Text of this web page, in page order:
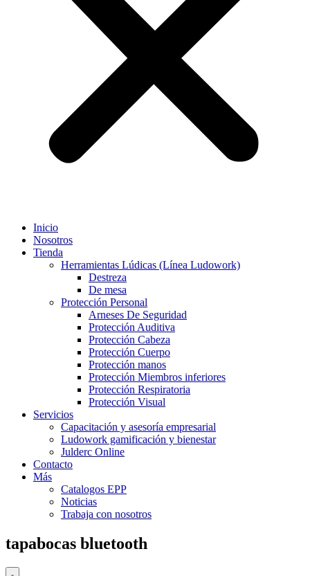
Inicio
Nosotros
Tienda
Herramientas Lúdicas (Línea Ludowork)
Destreza
De mesa
Protección Personal
Arneses De Seguridad
Protección Auditiva
Protección Cabeza
Protección Cuerpo
Protección manos
Protección Miembros inferiores
Protección Respiratoria
Protección Visual
Servicios
Capacitación y asesoría empresarial
Ludowork gamificación y bienestar
Julderc Online
Contacto
Más
Catalogos EPP
Noticias
Trabaja con nosotros
tapabocas bluetooth